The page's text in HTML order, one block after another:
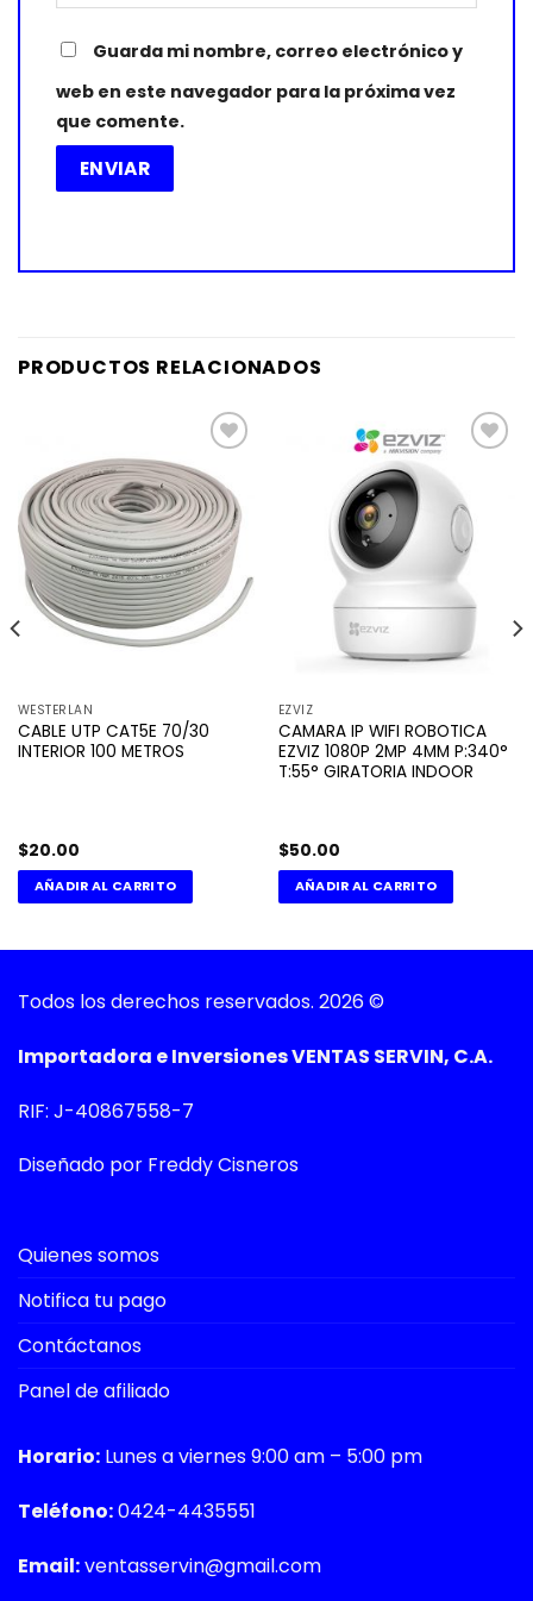
Guarda mi nombre, correo electrónico y
web en este navegador para la próxima vez
que comente.
PRODUCTOS RELACIONADOS
Añadir
a la
lista de
deseos
WESTERLAN
CABLE UTP CAT5E 70/30
INTERIOR 100 METROS
$20.00
AÑADIR AL CARRITO
lista de
deseos
EZVIZ
CAMARA IP WIFI ROBOTICA
EZVIZ 1080P 2MP 4MM P:340°
T:55° GIRATORIA INDOOR
$50.00
AÑADIR AL CARRITO
Todos los derechos reservados. 2026 ©
Importadora e Inversiones VENTAS SERVIN, C.A.
RIF: J-40867558-7
Diseñado por Freddy Cisneros
Quienes somos
Notifica tu pago
Contáctanos
Panel de afiliado
Horario: Lunes a viernes 9:00 am – 5:00 pm
Teléfono:0424-4435551
Email:ventasservin@gmail.com